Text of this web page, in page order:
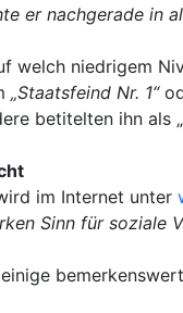
er nachgerade in
welch niedrigem
„Staatsfeind Nr. 1“
betitelten ihn als „
im Internet unter
Sinn für soziale